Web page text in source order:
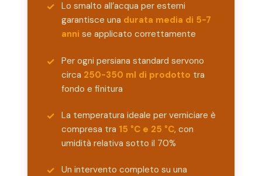
Lo smalto all’acqua per esterni
garantisce una durata media di 5-7
anni se applicato correttamente
Per ogni persiana standard servono
circa 250-350 ml di prodotto tra
fondo e finitura
La temperatura ideale per verniciare è
compresa tra 15 °C e 25 °C, con
umidità relativa sotto il 70%
Un intervento completo su una